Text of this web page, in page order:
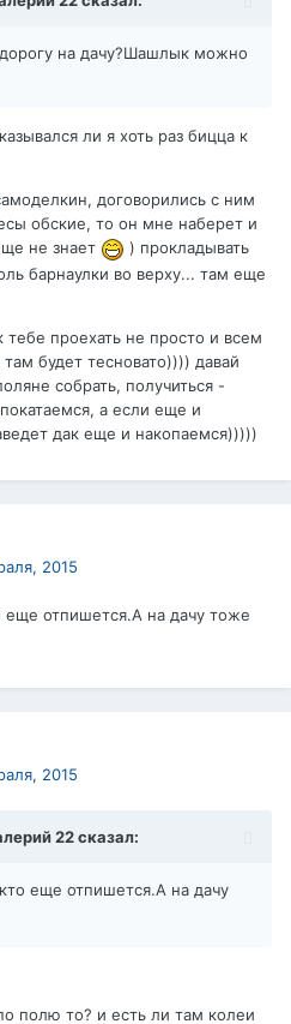
на дачу?Шашлык можно
ли я хоть раз бицца к
договорились с ним
обские, то он мне наберет и
не знает
) прокладывать
барнаулки во верху... там еще
тебе проехать не просто и всем
будет тесновато)))) давай
собрать, получиться -
а если еще и
дак еще и накопаемся)))))
2015
отпишется.А на дачу тоже
2015
22 сказал:
еще отпишется.А на дачу
полю то? и есть ли там колеи